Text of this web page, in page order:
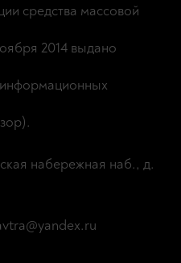
средства массовой
2014 выдано
набережная наб., д.